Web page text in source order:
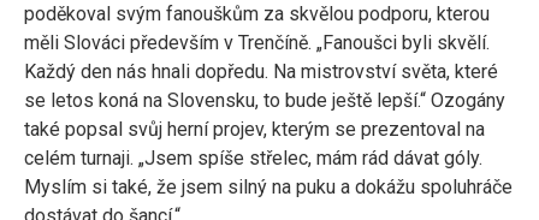
poděkoval svým fanouškům za skvělou podporu, kterou
měli Slováci především v Trenčíně. „Fanoušci byli skvělí.
Každý den nás hnali dopředu. Na mistrovství světa, které
se letos koná na Slovensku, to bude ještě lepší.“ Ozogány
také popsal svůj herní projev, kterým se prezentoval na
celém turnaji. „Jsem spíše střelec, mám rád dávat góly.
Myslím si také, že jsem silný na puku a dokážu spoluhráče